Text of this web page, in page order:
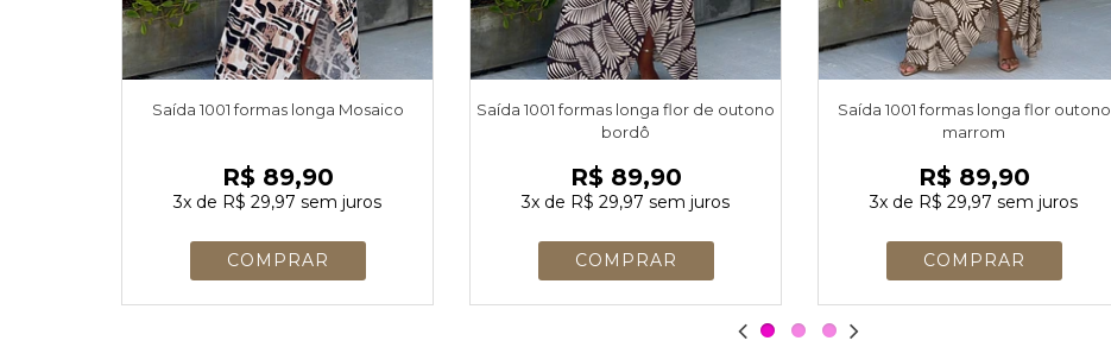
Saída 1001 formas longa Mosaico
R$ 89,90
3x de R$ 29,97 sem juros
Saída 1001 formas longa flor de outono
bordô
R$ 89,90
3x de R$ 29,97 sem juros
Saída 1001 formas longa flor outono
marrom
R$ 89,90
3x de R$ 29,97 sem juros